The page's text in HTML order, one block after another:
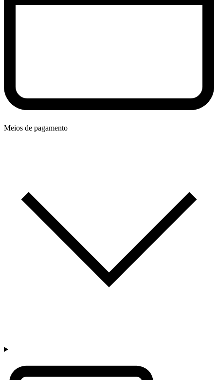
Meios de pagamento